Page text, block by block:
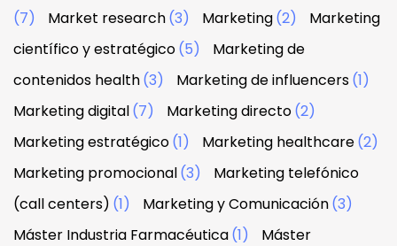
(7)
Market research(3) Marketing(2)
Marketing
científico y estratégico(5)
Marketing de
contenidos health(3) Marketing de influencers(1)
Marketing digital(7) Marketing directo(2)
Marketing estratégico(1) Marketing healthcare(2)
Marketing promocional(3)
Marketing telefónico
(call centers) (1) Marketing y Comunicación(3)
Máster Industria Farmacéutica(1)
Máster